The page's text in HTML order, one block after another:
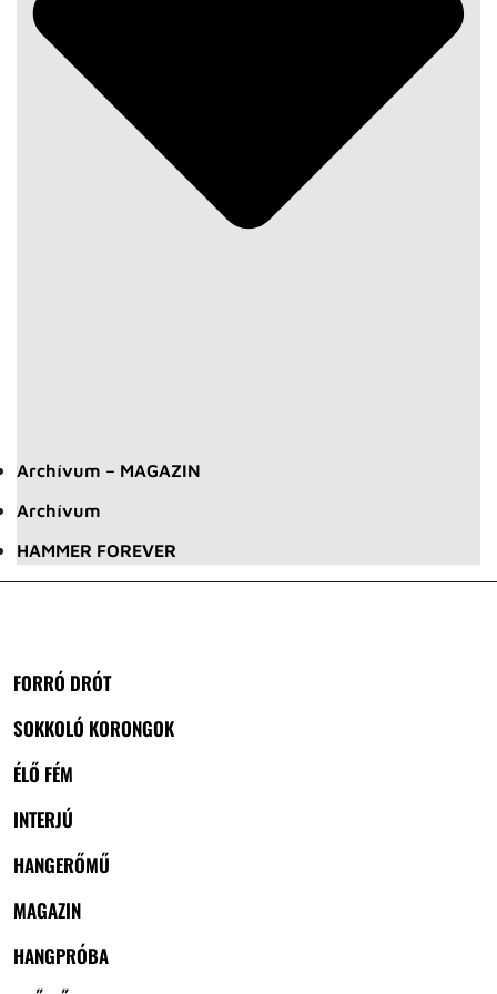
Archívum – MAGAZIN
Archívum
HAMMER FOREVER
FORRÓ DRÓT
SOKKOLÓ KORONGOK
ÉLŐ FÉM
INTERJÚ
HANGERŐMŰ
MAGAZIN
HANGPRÓBA